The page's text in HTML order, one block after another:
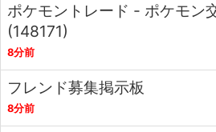
ポケモントレード - ポケモン
(148171)
8分前
フレンド募集掲示板
8分前